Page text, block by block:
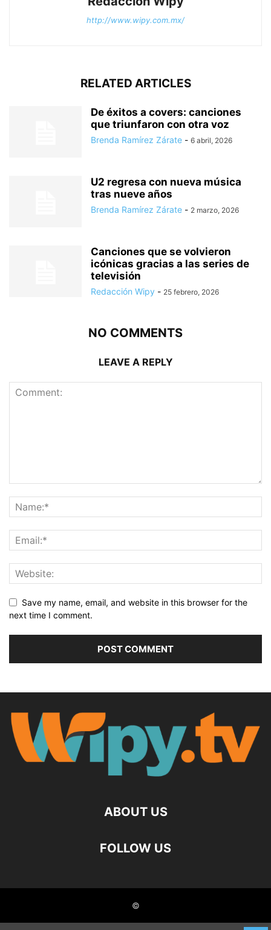
http://www.wipy.com.mx/
RELATED ARTICLES
De éxitos a covers: canciones
que triunfaron con otra voz
Brenda Ramírez Zárate - 6 abril, 2026
U2 regresa con nueva música
tras nueve años
Brenda Ramírez Zárate - 2 marzo, 2026
Canciones que se volvieron
icónicas gracias a las series de
televisión
Redacción Wipy - 25 febrero, 2026
NO COMMENTS
LEAVE A REPLY
Save my name, email, and website in this browser for the
next time I comment.
ABOUT US
FOLLOW US
©